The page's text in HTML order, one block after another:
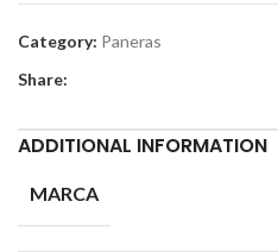
Category: Paneras
Share:
ADDITIONAL INFORMATION
MARCA